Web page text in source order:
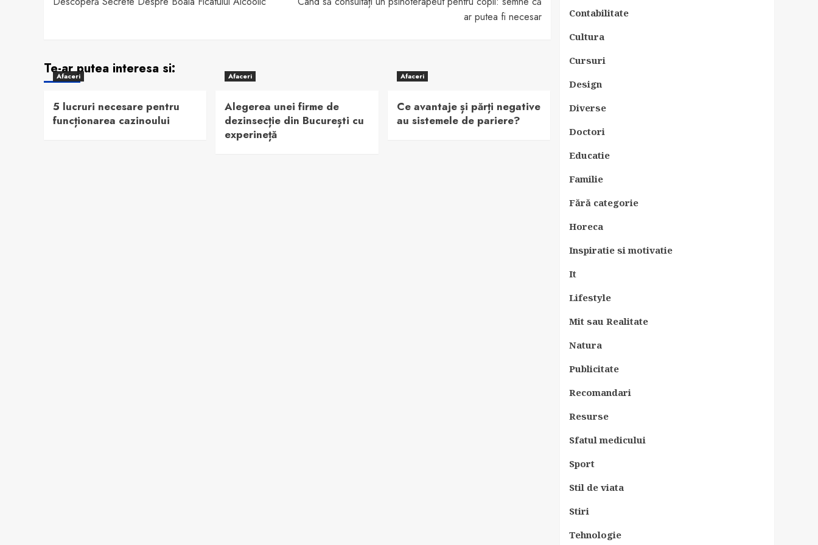
navigation
ar putea fi necesar
Te-ar putea interesa si:
Afaceri
5 lucruri necesare pentru
funcționarea cazinoului
Afaceri
Alegerea unei firme de
dezinsecție din București cu
experineță
Afaceri
Ce avantaje și părți negative
au sistemele de pariere?
Contabilitate
Cultura
Cursuri
Design
Diverse
Doctori
Educatie
Familie
Fără categorie
Horeca
Inspiratie si motivatie
It
Lifestyle
Mit sau Realitate
Natura
Publicitate
Recomandari
Resurse
Sfatul medicului
Sport
Stil de viata
Stiri
Tehnologie